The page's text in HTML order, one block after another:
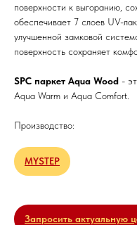
поверхности к выгоранию,
обеспечивает 7 слоев UV-
улучшенной замковой
поверхность сохраняет
SPC паркет Aqua Wood -
Aqua Warm и Aqua Comfort.
Производство:
MYSTEP
Запросить актуальную